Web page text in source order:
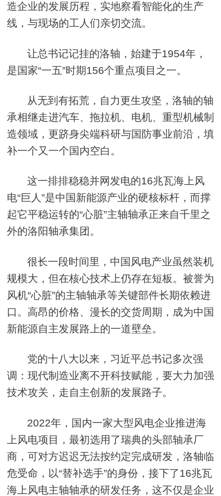
造企业的发展历程，实地察看智能化的生产
线，与现场的工人们亲切交流。
让总书记记挂的洛轴，始建于1954年，
是国家“一五”时期156个重点项目之一。
从无到有拓荒，自力更生攻坚，洛轴的轴
承相继走进汽车、拖拉机、电机、重型机械制
造领域，更跻身尖端科研与国防事业前沿，填
补一个又一个国内空白。
这一排排稳稳并网发电的16兆瓦海上风
电“巨人”是中国新能源产业的硬核标杆，而撑
起它平稳运转的“心脏”主轴轴承正来自千里之
外的洛阳轴承集团。
很长一段时间里，中国风电产业虽然装机
规模大，但在核心技术上仍存在短板。被誉为
风机“心脏”的主轴轴承等关键部件长期依赖进
口。高昂的价格、漫长的交货周期，成为中国
新能源自主发展路上的一道壁垒。
党的十八大以来，习近平总书记多次强
调：现代制造业离不开科技赋能，要大力加强
技术攻关，走自主创新的发展路子。
2022年，国内一家大型风电企业推进海
上风电项目，最初选用了瑞典的头部轴承厂
商，可对方迟迟无法按约定完成研发，洛轴临
危受命，以“替补选手”的身份，接下了16兆瓦
海上风电主轴轴承的研发任务，这不仅是企业